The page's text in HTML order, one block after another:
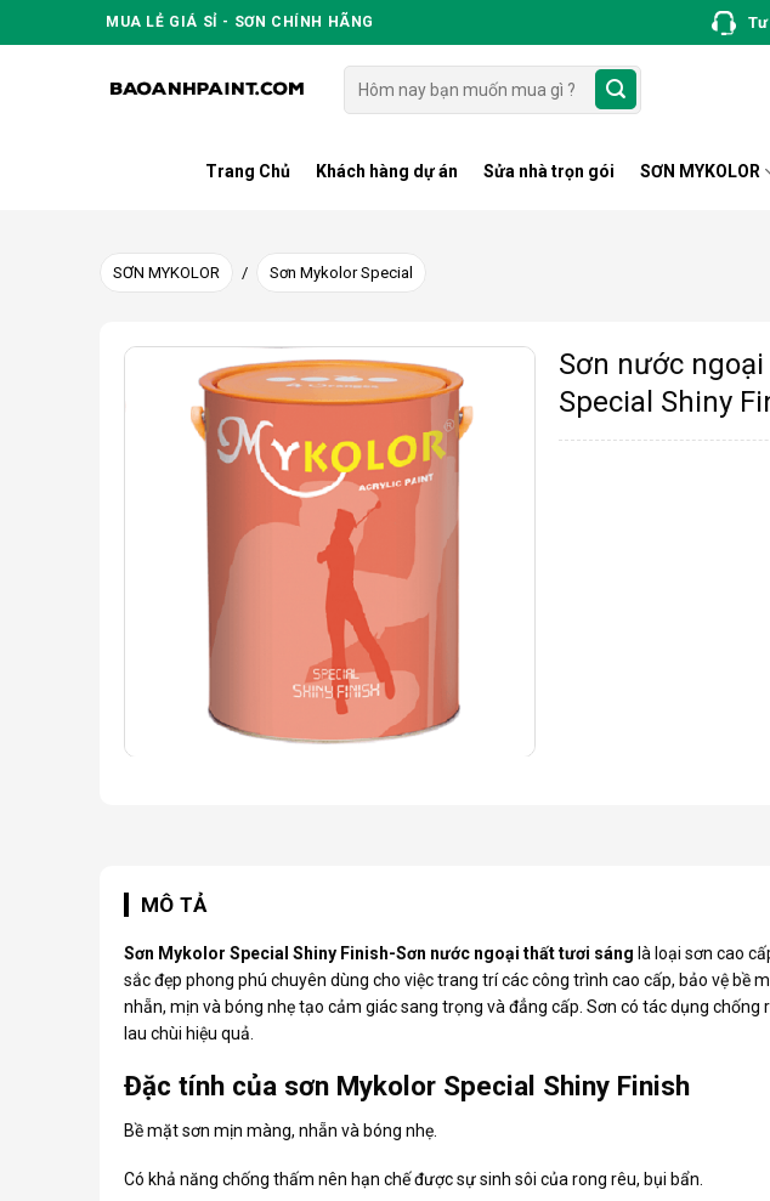
to
MUA LẺ GIÁ SỈ - SƠN CHÍNH HÃNG Tư
Tìm
kiếm:
Trang Chủ Khách hàng dự án Sửa nhà trọn gói SƠN MYKOLOR
SƠN MYKOLOR / Sơn Mykolor Special
Sơn nước
Special Shiny
MÔ TẢ
Sơn Mykolor Special Shiny Finish-Sơn nước ngoại thất tươi sáng là loại sơn cao
sắc đẹp phong phú chuyên dùng cho việc trang trí các công trình cao cấp, bảo vệ bề
nhẵn, mịn và bóng nhẹ tạo cảm giác sang trọng và đẳng cấp. Sơn có tác dụng chống
lau chùi hiệu quả.
Đặc tính của sơn Mykolor Special Shiny Finish
Bề mặt sơn mịn màng, nhẵn và bóng nhẹ.
Có khả năng chống thấm nên hạn chế được sự sinh sôi của rong rêu, bụi bẩn.